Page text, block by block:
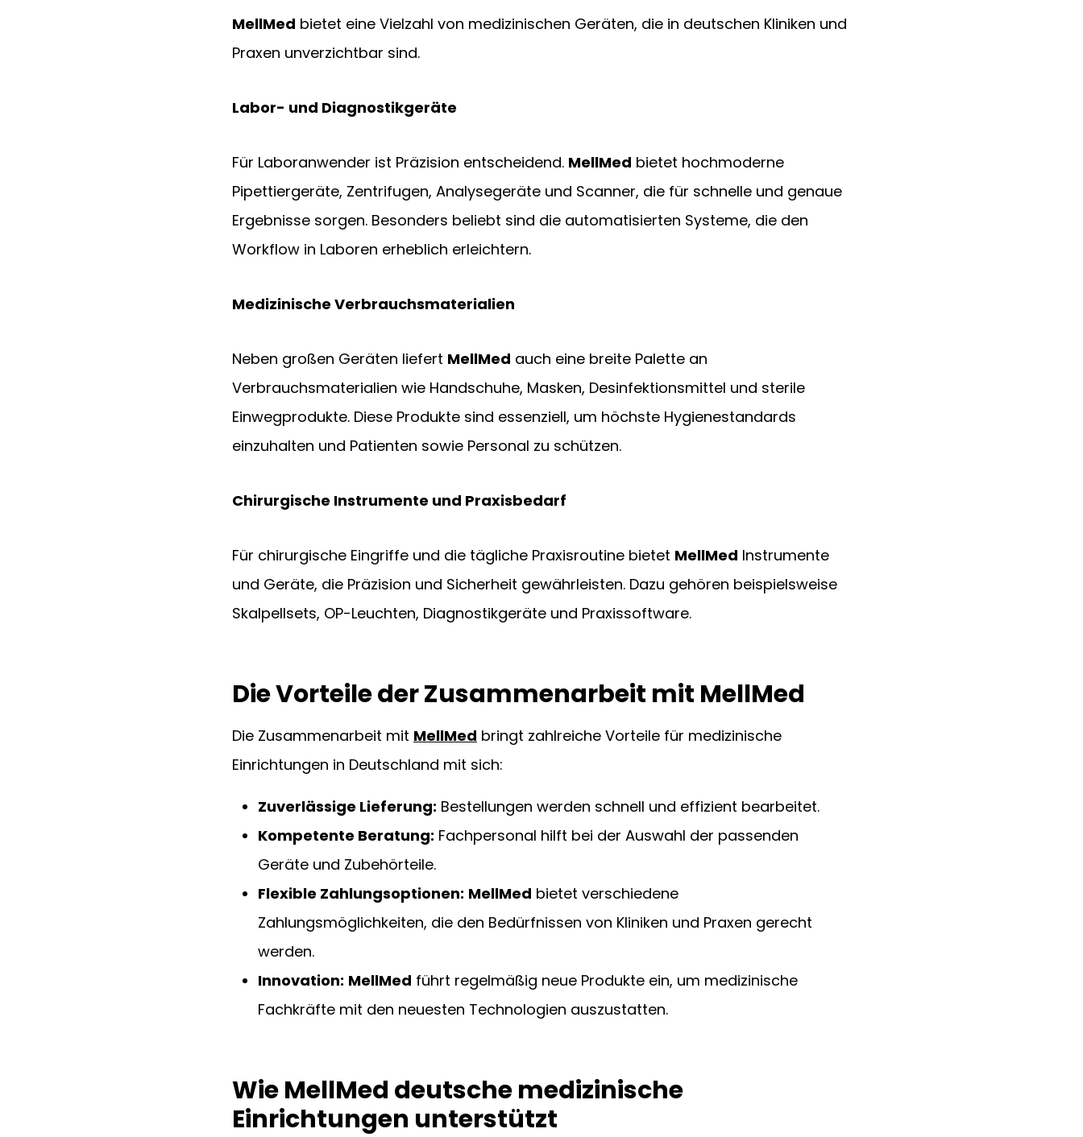
MellMed bietet eine Vielzahl von medizinischen Geräten, die in deutschen Kliniken und
Praxen unverzichtbar sind.
Labor- und Diagnostikgeräte
Für Laboranwender ist Präzision entscheidend. MellMed bietet hochmoderne
Pipettiergeräte, Zentrifugen, Analysegeräte und Scanner, die für schnelle und genaue
Ergebnisse sorgen. Besonders beliebt sind die automatisierten Systeme, die den
Workflow in Laboren erheblich erleichtern.
Medizinische Verbrauchsmaterialien
Neben großen Geräten liefert MellMed auch eine breite Palette an
Verbrauchsmaterialien wie Handschuhe, Masken, Desinfektionsmittel und sterile
Einwegprodukte. Diese Produkte sind essenziell, um höchste Hygienestandards
einzuhalten und Patienten sowie Personal zu schützen.
Chirurgische Instrumente und Praxisbedarf
Für chirurgische Eingriffe und die tägliche Praxisroutine bietet MellMed Instrumente
und Geräte, die Präzision und Sicherheit gewährleisten. Dazu gehören beispielsweise
Skalpellsets, OP-Leuchten, Diagnostikgeräte und Praxissoftware.
Die Vorteile der Zusammenarbeit mit MellMed
Die Zusammenarbeit mit MellMed bringt zahlreiche Vorteile für medizinische
Einrichtungen in Deutschland mit sich:
Zuverlässige Lieferung: Bestellungen werden schnell und effizient bearbeitet.
Kompetente Beratung: Fachpersonal hilft bei der Auswahl der passenden
Geräte und Zubehörteile.
Flexible Zahlungsoptionen: MellMed bietet verschiedene
Zahlungsmöglichkeiten, die den Bedürfnissen von Kliniken und Praxen gerecht
werden.
Innovation: MellMed führt regelmäßig neue Produkte ein, um medizinische
Fachkräfte mit den neuesten Technologien auszustatten.
Wie MellMed deutsche medizinische
Einrichtungen unterstützt